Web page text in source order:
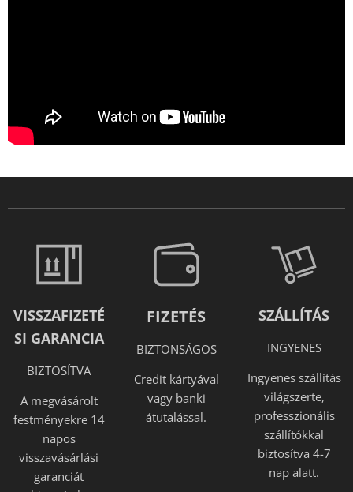
VISSZAFIZETÉ
SI GARANCIA
BIZTOSÍTVA
A megvásárolt
festményekre 14
napos
visszavásárlási
garanciát
FIZETÉS
BIZTONSÁGOS
Credit kártyával
vagy banki
átutalással.
SZÁLLÍTÁS
INGYENES
Ingyenes szállítás
világszerte,
professzionális
szállítókkal
biztosítva 4-7
nap alatt.